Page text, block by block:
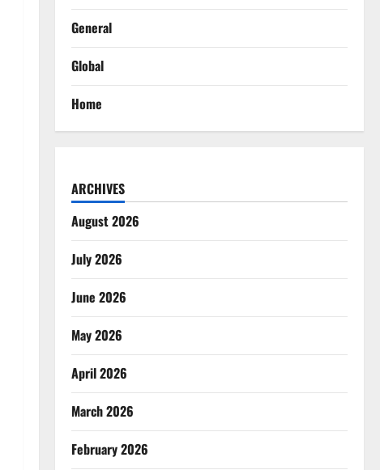
General
Global
Home
ARCHIVES
August 2026
July 2026
June 2026
May 2026
April 2026
March 2026
February 2026